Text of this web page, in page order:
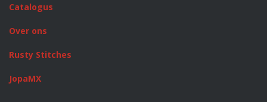
Catalogus
Over ons
Rusty Stitches
JopaMX